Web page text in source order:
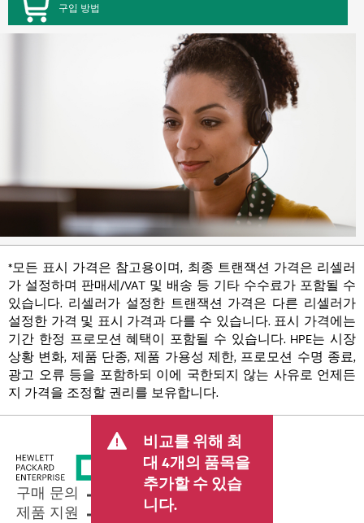
구입 방법
*모든 표시 가격은 참고용이며, 최종 트랜잭션 가격은 리셀러
가 설정하며 판매세/VAT 및 배송 등 기타 수수료가 포함될 수
있습니다. 리셀러가 설정한 트랜잭션 가격은 다른 리셀러가
설정한 가격 및 표시 가격과 다를 수 있습니다. 표시 가격에는
기간 한정 프로모션 혜택이 포함될 수 있습니다. HPE는 시장
상황 변화, 제품 단종, 제품 가용성 제한, 프로모션 수명 종료,
광고 오류 등을 포함하되 이에 국한되지 않는 사유로 언제든
지 가격을 조정할 권리를 보유합니다.
비교를 위해 최
대 4개의 품목을
추가할 수 있습
니다.
구매 문의
제품 지원